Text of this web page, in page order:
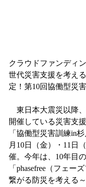
クラウドファンディ
世代災害支援を考え
定！第10回協働型災
東日本大震災以降
開催している災害支
「協働型災害訓練in
月10日（金）・11日
催。今年は、10年目
「phasefree（フェー
繋がる防災を考える